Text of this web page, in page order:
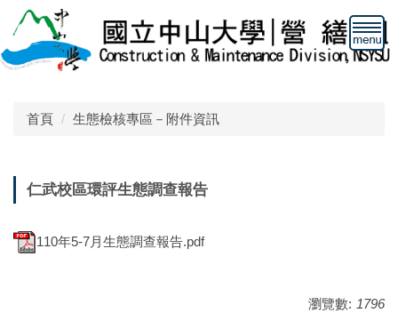
到
主
要
首頁 生態檢核專區－附件資訊
仁武校區環評生態調查報告
110年5-7月生態調查報告.pdf
瀏覽數: 1796